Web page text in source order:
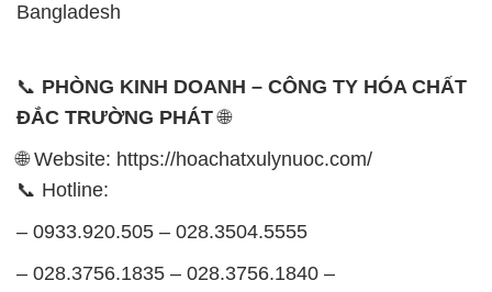
Bangladesh
📞 PHÒNG KINH DOANH – CÔNG TY HÓA CHẤT
ĐẮC TRƯỜNG PHÁT🌐
🌐 Website: https://hoachatxulynuoc.com/
📞 Hotline:
– 0933.920.505 – 028.3504.5555
– 028.3756.1835 – 028.3756.1840 –